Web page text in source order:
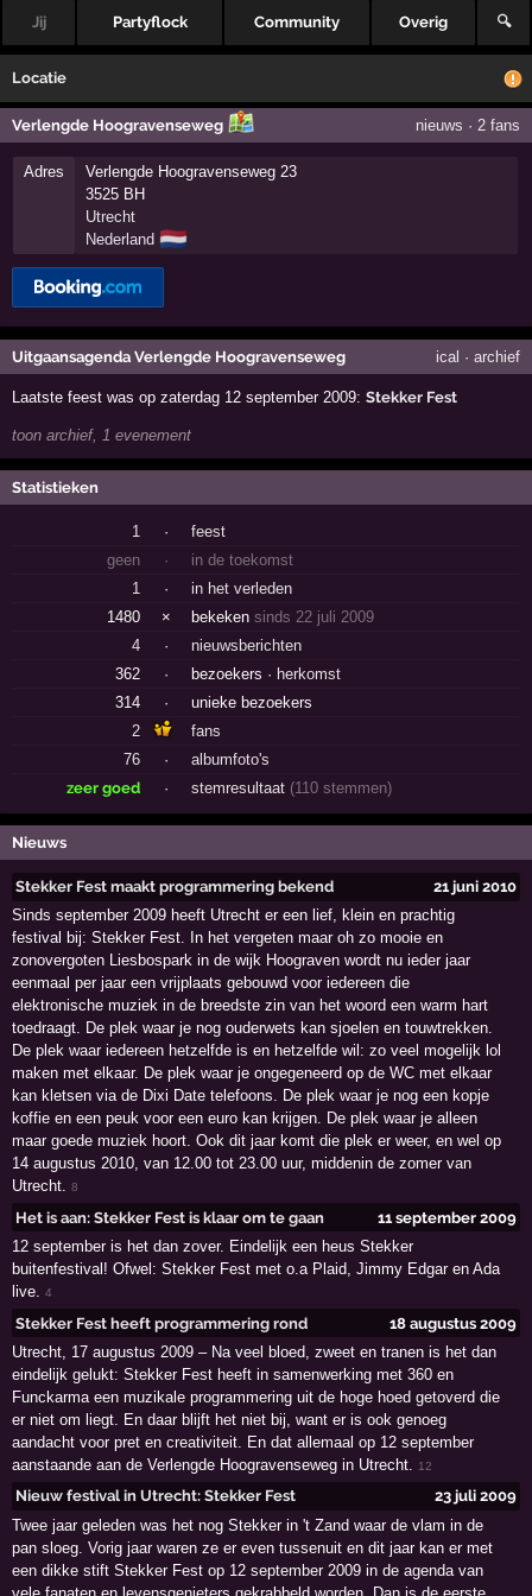
Jij Partyflock Community Overig 🔍
Locatie
Verlengde Hoogravenseweg nieuws · 2 fans
Adres
Verlengde Hoogravenseweg 23
3525 BH
Utrecht
Nederland 🇳🇱
Uitgaansagenda Verlengde Hoogravenseweg ical · archief
Laatste feest was op zaterdag 12 september 2009:Stekker Fest
toon archief, 1 evenement
Statistieken
1 ·
feest
geen
·
in de toekomst
1
·
in het verleden
1480
× bekekensinds 22 juli 2009
4
·
nieuwsberichten
362
· bezoekers · herkomst
314
·
unieke bezoekers
2
fans
76
·
albumfoto's
zeer goed
· stemresultaat (110 stemmen)
Nieuws
Stekker Fest maakt programmering bekend
21 juni 2010
Sinds september 2009 heeft Utrecht er een lief, klein en prachtig
festival bij: Stekker Fest. In het vergeten maar oh zo mooie en
zonovergoten Liesbospark in de wijk Hoograven wordt nu ieder jaar
eenmaal per jaar een vrijplaats gebouwd voor iedereen die
elektronische muziek in de breedste zin van het woord een warm hart
toedraagt. De plek waar je nog ouderwets kan sjoelen en touwtrekken.
De plek waar iedereen hetzelfde is en hetzelfde wil: zo veel mogelijk lol
maken met elkaar. De plek waar je ongegeneerd op de WC met elkaar
kan kletsen via de Dixi Date telefoons. De plek waar je nog een kopje
koffie en een peuk voor een euro kan krijgen. De plek waar je alleen
maar goede muziek hoort. Ook dit jaar komt die plek er weer, en wel op
14 augustus 2010, van 12.00 tot 23.00 uur, middenin de zomer van
Utrecht.8
Het is aan: Stekker Fest is klaar om te gaan
11 september 2009
12 september is het dan zover. Eindelijk een heus Stekker
buitenfestival! Ofwel: Stekker Fest met o.a Plaid, Jimmy Edgar en Ada
live.4
Stekker Fest heeft programmering rond
18 augustus 2009
Utrecht, 17 augustus 2009 – Na veel bloed, zweet en tranen is het dan
eindelijk gelukt: Stekker Fest heeft in samenwerking met 360 en
Funckarma een muzikale programmering uit de hoge hoed getoverd die
er niet om liegt. En daar blijft het niet bij, want er is ook genoeg
aandacht voor pret en creativiteit. En dat allemaal op 12 september
aanstaande aan de Verlengde Hoogravenseweg in Utrecht.
12
Nieuw festival in Utrecht: Stekker Fest
23 juli 2009
Twee jaar geleden was het nog Stekker in 't Zand waar de vlam in de
pan sloeg. Vorig jaar waren ze er even tussenuit en dit jaar kan er met
een dikke stift Stekker Fest op 12 september 2009 in de agenda van